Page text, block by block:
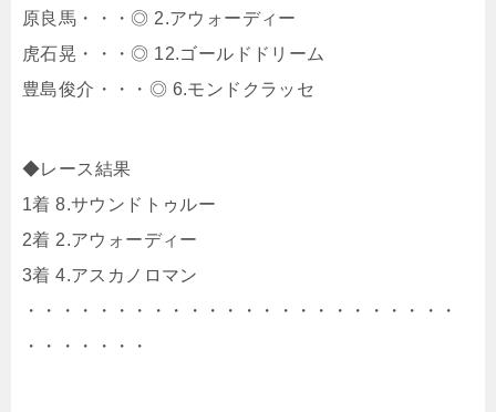
原良馬・・・◎ 2.アウォーディー
虎石晃・・・◎ 12.ゴールドドリーム
豊島俊介・・・◎ 6.モンドクラッセ
◆レース結果
1着 8.サウンドトゥルー
2着 2.アウォーディー
3着 4.アスカノロマン
・・・・・・・・・・・・・・・・・・・・・・・・
・・・・・・・